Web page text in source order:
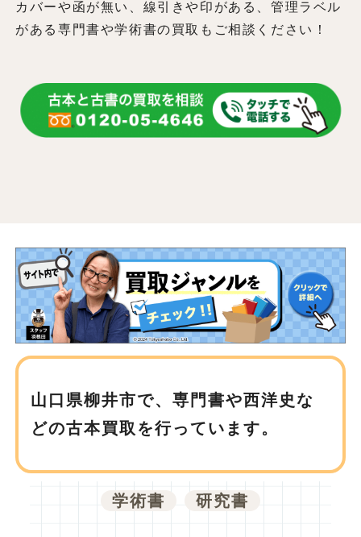
カバーや函が無い、線引きや印がある、管理ラベル
がある専門書や学術書の買取もご相談ください！
山口県柳井市で、専門書や西洋史な
どの古本買取を行っています。
学術書 研究書